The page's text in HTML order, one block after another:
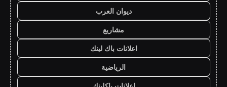
ديوان العرب
مشاريع
اعلانات باك لينك
الرياضية